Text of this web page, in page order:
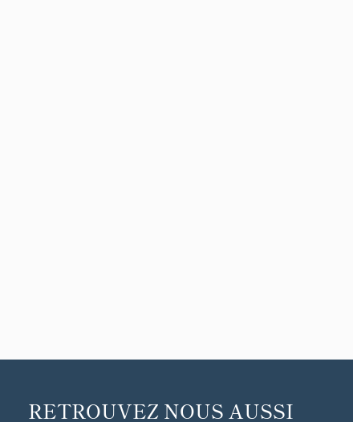
RETROUVEZ NOUS AUSSI